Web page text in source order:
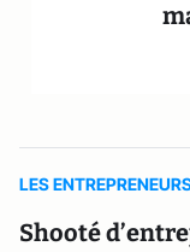
LES
Shooté